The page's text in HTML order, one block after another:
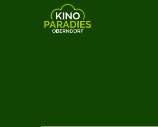
Zum Hauptinhalt springen